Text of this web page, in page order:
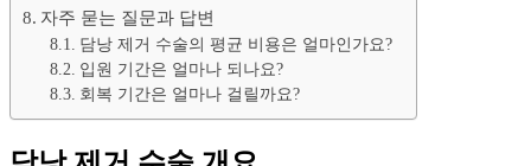
자주 묻는 질문과 답변
담낭 제거 수술의 평균 비용은 얼마인가요?
입원 기간은 얼마나 되나요?
회복 기간은 얼마나 걸릴까요?